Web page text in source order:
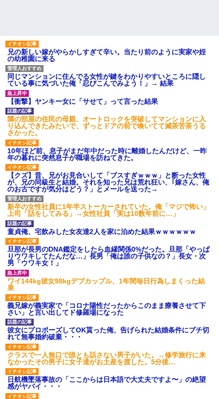
兄の新しい嫁がやらかしすぎて辛い。当たり前のように実家や姪
の幼稚園に来る
同じマンションに住んでる女性が鍵をわかりやすいところに隠し
ている事に気づいた俺「忍びこんでみよう！」→ 結果
【衝撃】ヤンキー女に「サせて」って言った結果
隣の部屋の住民の母親、オートロックを突破してマンションに入
り込んできたみたいで、ずっとドアの前で喚いてて滅茶苦茶うる
さかった。
10年ほど前、息子がまだ年中だった時に離婚したんだけど、一昨
年の暮れに突然息子が職場を訪ねてきた。
【クズ】昔、兄がお見合いして「ブスすぎｗｗｗ」と断った女性
が、兄の同級生と結婚。それを知った兄は荒れ狂い、｢嫁さん、俺
のお古ですが気分はどう？」とメールを送った→
新卒の女性社員に1年半ストーカーされていた。俺「マジで怖い」
上司「話をしてみる」→女性社員「実は10数年前に…」
童貞俺、宅飲みした女友達2人を家に泊めた結果ｗｗｗｗｗｗ
旦那が長男のDNA鑑定をしたら血縁関係0%だった。旦那「やっぱ
りウワキしてたんだな…」長男「俺は誰の子供なの？」長女・次
男「ウワキ女！」
ワイ144kg彼女98kgデブカップル、1年間毎日行為しまくった結
果
義兄嫁が義実家で「コロナ陽性だったからこのまま療養させて下
さい」と言い出してド修羅場になった
彼女にプロポーズしてOK貰った俺、告げられた結婚条件にブチ切
れて無事婚約破棄・・・
クラスで一人無口で誰とも話さない男子がいた。→修学旅行に来
なかったその男子に女子達がお土産を渡した。5分後…
日航機墜落事故の「ここからは日本語で大丈夫ですよ〜」の絶望
感がヤバイ・・・